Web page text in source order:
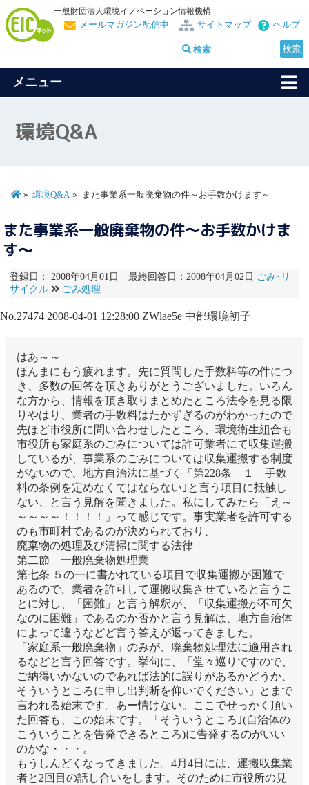
一般財団法人環境イノベーション情報機構
ヘルプ
サイトマップ
メールマガジン配信中
メニュー
環境Q&A
環境Q&A また事業系一般廃棄物の件～お手数かけます～
また事業系一般廃棄物の件～お手数かけま
す～
登録日： 2008年04月01日 最終回答日：2008年04月02日 ごみ･リ
サイクル
ごみ処理
No.27474 2008-04-01 12:28:00 ZWlae5e 中部環境初子
はあ～～
ほんまにもう疲れます。先に質問した手数料等の件につ
き、多数の回答を頂きありがとうございました。いろん
な方から、情報を頂き取りまとめたところ法令を見る限
りやはり、業者の手数料はたかずぎるのがわかったので
先ほど市役所に問い合わせしたところ、環境衛生組合も
市役所も家庭系のごみについては許可業者にて収集運搬
しているが、事業系のごみについては収集運搬する制度
がないので、地方自治法に基づく「第228条 １ 手数
料の条例を定めなくてはならない｣と言う項目に抵触し
ない、と言う見解を聞きました。私にしてみたら「え～
～～～～！！！！」って感じです。事実業者を許可する
のも市町村であるのが決められており、
廃棄物の処理及び清掃に関する法律
第二節 一般廃棄物処理業
第七条 ５の一に書かれている項目で収集運搬が困難で
あるので、業者を許可して運搬収集させていると言うこ
とに対し、「困難」と言う解釈が、「収集運搬が不可欠
なのに困難」であるのか否かと言う見解は、地方自治体
によって違うなどど言う答えが返ってきました。
「家庭系一般廃棄物」のみが、廃棄物処理法に適用され
るなどと言う回答です。挙句に、「堂々巡りですので、
ご納得いかないのであれば法的に誤りがあるかどうか、
そういうところに申し出判断を仰いでください」とまで
言われる始末です。あー情けない。ここでせっかく頂い
た回答も、この始末です。「そういうところ｣(自治体の
こういうことを告発できるところ)に告発するのがいい
のかな・・・。
もうしんどくなってきました。4月4日には、運搬収集業
者と2回目の話し合いをします。そのために市役所の見